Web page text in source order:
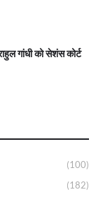
गांधी को सेशंस कोर्ट
(100)
(182)